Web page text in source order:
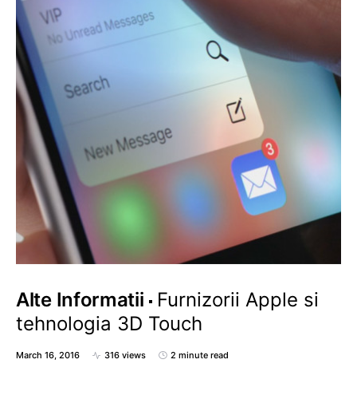
Alte Informatii
Furnizorii Apple si
tehnologia 3D Touch
March 16, 2016 316 views 2 minute read